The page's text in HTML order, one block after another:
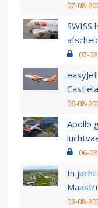
07-08-
SWISS
07-
06-08-
Apollo
06-
In
06-08-